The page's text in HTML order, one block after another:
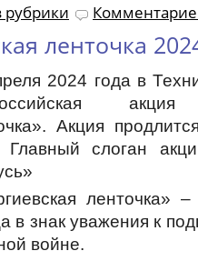
рубрики
ленточка
2024 года в
акция
Акция
Главный слоган
ленточка»
в знак уважения к
войне.